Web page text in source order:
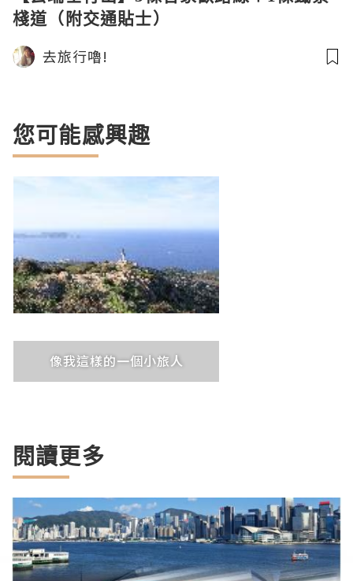
棧道（附交通貼士）
去旅行嚕!
您可能感興趣
像我這樣的一個小旅人
閱讀更多